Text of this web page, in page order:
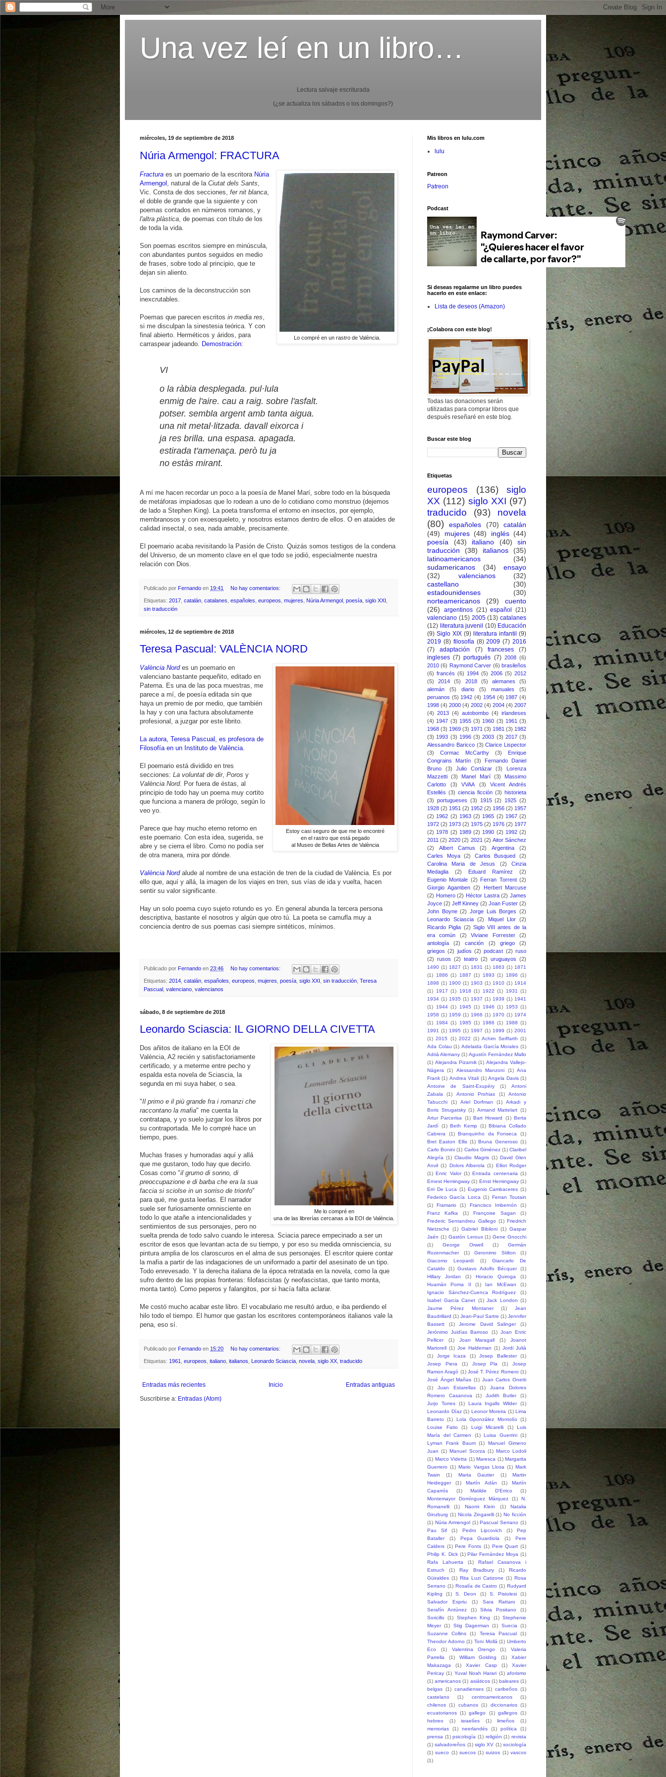
Una vez leí en un libro…
Lectura salvaje escriturada
(¿se actualiza los sábados o los domingos?)
miércoles, 19 de septiembre de 2018
Núria Armengol: FRACTURA
Lo compré en un rastro de València.
Fractura es un poemario de la escritora Núria
Armengol , natural de la Ciutat dels Sants
Vic. Consta de dos secciones, fer nit blanca
el doble de grande que la siguiente y con
poemas contados en números romanos, y
l'altra plàstica , de poemas con título de los
de toda la vida.
Son poemas escritos siempre en minúscula,
con abundantes puntos seguidos en medio
de frases, sobre todo al principio, que te
dejan sin aliento.
Los caminos de la deconstrucción son
inexcrutables.
Poemas que parecen escritos in media res
si me disculpan la sinestesia teórica. Y con
final abierto. Herméticos y áridos, para
carraspear jadeando. Demostración:
VI
o la ràbia desplegada. pul·lula
enmig de l'aire. cau a raig. sobre l'asfalt.
potser. sembla argent amb tanta aigua.
una nit metal·litzada. davall eixorca i
ja res brilla. una espasa. apagada.
estirada t'amenaça. però tu ja
no estàs mirant.
A mí me hacen recordar un poco a la poesía de Manel Marí, sobre todo en la búsqueda
de metáforas impiadosas que lo rodean a uno de lo cotidiano como monstruo (dejemos
de lado a Stephen King). La poeta transforma el entorno en insectos, por ejemplo,
membranosos y con exoesqueleto, y nosotros estamos dentro de ellos. O en ataúdes de
calidad insectal, o sea, nada amable, precisamente.
El poemario acaba revisitando la Pasión de Cristo. Quizás somos testigos de la condena
del Universo, de un momento clave en el que todo se jodió, especialmente nuestra
relación con Dios.
Publicado por Fernando en 19:41 No hay comentarios:
Etiquetas: 2017 catalán catalanes españoles europeos mujeres Núria Armengol poesía siglo XXI
sin traducción
miércoles, 12 de septiembre de 2018
Teresa Pascual: VALÈNCIA NORD
Estoy casi seguro de que me lo encontré
en el rastro que está pegado
al Museo de Bellas Artes de València
València Nordes un poemario en
valenciano bastante pequeñito, editado en
Paterna. Es una de las poca muestras, me
parece a mí, de poesía editada sin que
haya un premio de por medio, que también
la hay y con una factura absolutamente
profesional, a juzgar por este librito.
La autora, Teresa Pascual, es profesora de
Filosofía en un Instituto de València.
El poemario está dividido en tres
secciones: La voluntat de dir, Poros y
València Nord. Por fuera de éstas, al
principio de todo hay un poema muy cortito
que funciona a manera de prólogo, según lo
veo yo.
Parece que hay mucho eterno retorno en
este poemario. Con esta idea, sugerida, se
abre y se cierra el libro. Como no podía ser
de otra manera, mira por dónde.
València Nordalude al nombre de una estación de tren de la ciudad de València. Es por
ello que, aquí y allá, la imagen de los viajes en tren, sus vías de ida y vuelta, hacen
sentir su valor significante.
Hay un solo poema cuyo sujeto rotundo es yo. En general abunda la tercera persona
descriptiva, bastante el nosotros y algún que otro tú. La poeta se camufla muy a
conciencia dentro de sus poemas casi siempre sintéticos, mínimos.
Publicado por Fernando en 23:46 No hay comentarios:
Etiquetas: 2014 catalán españoles europeos mujeres poesía siglo XXI sin traducción Teresa
Pascual valenciano valencianos
sábado, 8 de septiembre de 2018
Leonardo Sciascia: IL GIORNO DELLA CIVETTA
Me lo compré en
una de las librerías cercanas a la EOI de València.
Dos añitos de italiano en la EOI de
València, A2 recién y satisfactoriamente
certificado, y a meterme entre pecho y
espalda esta novela de Sciascia, la
segunda en mi suya haber, o sea.
"Il primo e il più grande fra i romanzi che
raccontano la mafia" me cuenta la
contratapa, y yo suelo juzgar los libros por
su contraportada. Me lo compré hace un
tiempo, pues.
Muchas frases y humoradas aquí y allá
que me gustaron, todo hay que decirlo.
Cosas como "il grumo di sonno, di
preoccupazione e di barba che era la sua
faccia si sciolse in un sorriso de trionfo"
para qué, me gusta leerlas. El narrador
suele ser furiosamente omnisciente en
todo lo que atañe a intencionalidades y
sentimientos de sus personajes, pero no
suelta prenda de todo salvo cuando le interesa. Sciacia parece empecinado a ser un
escritor de esos que levantan acta de su tiempo, y por eso su medida omnisciencia, su
pintura amplia de los claroscuros en el alma de sus personajes. El escritor quiere contar
la mafia a partir de las indagaciones de un uniformado a partir del asesinato de un tipo.
Todo enrevesado. Y la derecha italiana de la época retratada en la novela, como la que
sufro dentro de las propias fronteras: filofascistas (y neofascistas, que tanto monta,
monta tanto). Como peperos y falangitos, por si hacía falta aclarar.
Me costó mucho acabar este libro. El vocabulario me resultó arduo, e iba perdiendo el
hilo todo el tiempo. El humor que gastan los escritores contemporáneos italianos vale la
pena, eso sí.
Publicado por Fernando en 15:20 No hay comentarios:
Etiquetas: 1961 europeos italiano italianos Leonardo Sciascia novela siglo XX traducido
Entradas más recientes Entradas antiguas
Inicio
Suscribirse a: Entradas (Atom)
Mis libros en lulu.com
lulu
Patreon
Patreon
Podcast
Si deseas regalarme un libro puedes
hacerlo en este enlace:
Lista de deseos (Amazon)
¡Colabora con este blog!
Todas las donaciones serán
utilizadas para comprar libros que
después reseñaré en este blog.
Buscar este blog
Etiquetas
europeos (136)
siglo
XX (112) siglo XXI (97)
traducido
(93)
novela
(80)
españoles (70)
catalán
(49)
mujeres (48) inglés (44)
poesía
(43) italiano (40)
sin
traducción
(38) italianos
(35)
latinoamericanos
(34)
sudamericanos
(34)
ensayo
(32)
valencianos
(32)
castellano
(30)
estadounidenses
(30)
norteamericanos
(29)
cuento
(26)
argentinos (21) español
(21)
valenciano (15) 2005 (13) catalanes
(12) literatura juvenil (10) Educación
(9) Siglo XIX (9) literatura infantil (9)
2019 (8) filosofía (8) 2009 (7) 2016
(7)
adaptación (7) franceses
(7)
ingleses (7) portugués (7) 2008 (6)
2010 (6) Raymond Carver (6) brasileños
(6) francés (6) 1994 (5) 2006 (5) 2012
(5)
2014 (5) 2018 (5) alemanes
(5)
alemán
(5) diario (5) manuales
(5)
peruanos (5) 1942 (4) 1954 (4) 1987 (4)
1998 (4) 2000 (4) 2002 (4) 2004 (4) 2007
(4) 2013 (4) autobombo (4) irlandeses
(4) 1947 (3) 1955 (3) 1960 (3) 1961 (3)
1968 (3) 1969 (3) 1971 (3) 1981 (3) 1982
(3) 1993 (3) 1996 (3) 2003 (3) 2017 (3)
Alessandro Baricco (3) Clarice Lispector
(3)
Cormac McCarthy (3)
Enrique
Congrains Martín (3)
Fernando Daniel
Bruno
(3) Julio Cortázar (3)
Lorenza
Mazzetti
(3) Manel Marí (3)
Massimo
Carlotto
(3) VVAA (3)
Vicent Andrés
Estellés (3) ciencia ficción (3) historieta
(3) portugueses (3) 1915 (2) 1925 (2)
1928 (2) 1951 (2) 1952 (2) 1956 (2) 1957
(2) 1962 (2) 1963 (2) 1965 (2) 1967 (2)
1972 (2) 1973 (2) 1975 (2) 1976 (2) 1977
(2) 1978 (2) 1989 (2) 1990 (2) 1992 (2)
2011 (2) 2020 (2) 2021 (2) Aitor Sánchez
(2)
Albert Camus (2) Argentina
(2)
Carles Moya
(2) Carlos Busqued
(2)
Carolina Maria de Jesus
(2)
Cinzia
Medaglia
(2) Eduard Ramírez
(2)
Eugenio Montale (2) Ferran Torrent (2)
Giorgio Agamben (2)
Herbert Marcuse
(2) Homero (2) Héctor Lastra (2) James
Joyce (2) Jeff Kinney (2) Joan Fuster (2)
John Boyne (2) Jorge Luis Borges (2)
Leonardo Sciascia
(2) Miquel Llor
(2)
Ricardo Piglia (2) Siglo VIII antes de la
era común
(2) Viviane Forrester
(2)
antología
(2) canción (2) griego
(2)
griegos (2) judíos (2) podcast (2) ruso
(2) rusos (2) teatro (2) uruguayos (2)
1490 (1) 1827 (1) 1831 (1) 1863 (1) 1871
(1)
1886 (1) 1887 (1) 1893 (1) 1896 (1)
1898 (1) 1900 (1) 1903 (1) 1910 (1) 1914
(1)
1917 (1) 1918 (1) 1922 (1) 1931
(1)
1934 (1) 1935 (1) 1937 (1) 1939 (1) 1941
(1)
1944 (1) 1945 (1) 1946 (1) 1953 (1)
1958 (1) 1959 (1) 1966 (1) 1970 (1) 1974
(1)
1984 (1) 1985 (1) 1986 (1) 1988 (1)
1991 (1) 1995 (1) 1997 (1) 1999 (1) 2001
(1) 2015 (1) 2022 (1) Achim Seiffarth (1)
Ada Colau (1) Adelaida García Morales (1)
Adrià Alemany (1) Agustín Fernández Mallo
(1) Alejandra Pizarnik (1) Alejandra Vallejo-
Nágera
(1) Alessandro Manzoni (1) Ana
Frank (1) Andrea Vitali (1) Angela Davis (1)
Antoine de Saint-Exupéry
(1)
Antoni
Zabala
(1) Antonio Prohias (1)
Antonio
Tabucchi
(1) Ariel Dorfman (1)
Arkadi y
Boris Strugatsky (1) Armand Mattelart (1)
Artur Parcerisa
(1) Bart Howard (1) Berta
Jardí (1) Beth Kemp (1) Bibiana Collado
Cabrera
(1) Branquinho da Fonseca
(1)
Bret Easton Ellis (1) Bruna Generoso (1)
Carlo Bonini (1) Carlos Giménez (1) Claribel
Alegría (1) Claudio Magris (1) David Glen
Anvil (1) Dolors Alberola (1) Elliot Rodger
(1) Enric Valor (1) Entrada centenaria (1)
Ernest Hemingway (1) Ernst Hemingway (1)
Erri De Luca (1) Eugenio Cambaceres (1)
Federico García Lorca (1) Ferran Toutain
(1)
Framario (1) Francisco Imbernón
(1)
Franz Kafka
(1) Françoise Sagan
(1)
Frederic Sentandreu Gallego (1) Friedrich
Nietzsche
(1) Gabriel Bibiloni (1) Gaspar
Jaén (1) Gastón Leroux (1) Gene Gnocchi
(1)
George Orwell (1)
Germán
Rozenmacher
(1) Geronimo Stilton
(1)
Giacomo Leopardi
(1)
Giancarlo De
Cataldo
(1) Gustavo Adolfo Bécquer
(1)
Hillary Jordan
(1) Horacio Quiroga
(1)
Huamán Poma II
(1) Ian McEwan
(1)
Ignacio Sánchez-Cuenca Rodríguez
(1)
Isabel Garcia Canet (1) Jack London (1)
Jaume Pérez Montaner
(1)
Jean
Baudrillard (1) Jean-Paul Sartre (1) Jennifer
Bassett
(1) Jerome David Salinger
(1)
Jerónimo Juidías Barroso
(1) Joan Enric
Pellicer
(1) Joan Maragall (1)
Joanot
Martorell (1) Joe Haldeman (1) Jordi Julià
(1)
Jorge Icaza (1) Josep Ballester
(1)
Josep Piera
(1) Josep Pla (1)
Josep
Ramon Aragó (1) José T. Pérez Romero (1)
José Ángel Mañas (1) Juan Carlos Onetti
(1)
Juan Estarellas (1)
Juana Dolores
Romero Casanova
(1) Judith Butler
(1)
Jurjo Torres
(1) Laura Ingalls Wilder
(1)
Leonardo Díaz (1) Leonor Moreira (1) Lima
Barreto
(1) Lola Gponzález Montolío
(1)
Louise Fatio
(1) Luigi Micarelli (1)
Luis
María del Carmen
(1) Luisa Guerrini (1)
Lyman Frank Baum
(1)
Manuel Gimeno
Juan (1) Manuel Scorza (1) Marco Lodoli
(1) Marco Videtta (1) Maresca (1) Margarita
Guerrero (1) Mario Vargas Llosa (1) Mark
Twain
(1) Marta Gautier (1)
Martin
Heidegger
(1) Martín Adán (1)
Martín
Caparrós
(1) Matilde D'Errico
(1)
Montemayor Domínguez Márquez
(1)
N.
Romanelli
(1) Naomi Klein (1)
Natalia
Ginzburg (1) Nicola Zingarelli (1) No ficción
(1) Núria Armengol (1) Pascual Serrano (1)
Pau Sif
(1) Pedro Lipcovich (1)
Pep
Bataller
(1) Pepa Guardiola (1)
Pere
Calders (1) Pere Fonts (1) Pere Quart (1)
Philip K. Dick (1) Pilar Fernández Moya (1)
Rafa Lahuerta
(1)
Rafael Casanova i
Estruch
(1) Ray Bradbury (1)
Ricardo
Güiraldes (1) Rita Luzi Catizone (1) Rosa
Serrano (1) Rosalía de Castro (1) Rudyard
Kipling
(1) S. Deon (1) S. Pistolesi
(1)
Salvador Espriu
(1) Sara Rattaro
(1)
Serafín Antúnez
(1) Silvia Positano
(1)
Soricillo
(1) Stephen King (1) Stephenie
Meyer (1) Stig Dagerman (1) Suecia
(1)
Suzanne Collins
(1) Teresa Pascual
(1)
Theodor Adorno (1) Toni Mollá (1) Umberto
Eco
(1) Valentina Orengo (1)
Valeria
Parrella
(1) William Golding (1)
Xabier
Makazaga
(1) Xavier Casp (1)
Xavier
Pericay (1) Yuval Noah Harari (1) aforismo
(1) americanos (1) asiáticos (1) baleares (1)
belgas (1) canadienses (1) caribeños (1)
castelano
(1) centroamericanos
(1)
chilenos (1) cubanos (1) diccionarios (1)
ecuatorianos (1) gallego (1) gallegos (1)
hebreo
(1) israelíes (1) limeños
(1)
memorias
(1) neerlandés (1) política
(1)
prensa (1) psicología (1) religión (1) revista
(1) salvadoreños (1) siglo XV (1) sociología
(1) sueco (1) suecos (1) suizos (1) vascos
(1)